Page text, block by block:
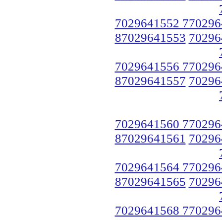
7029641552
87029641553
7029641556
87029641557
7029641560
87029641561
7029641564
87029641565
7029641568